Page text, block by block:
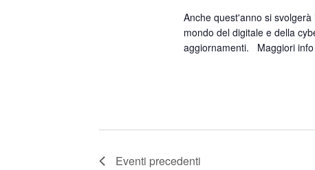
Anche quest'anno si
mondo del digitale e della
aggiornamenti. Maggiori
Eventi precedenti